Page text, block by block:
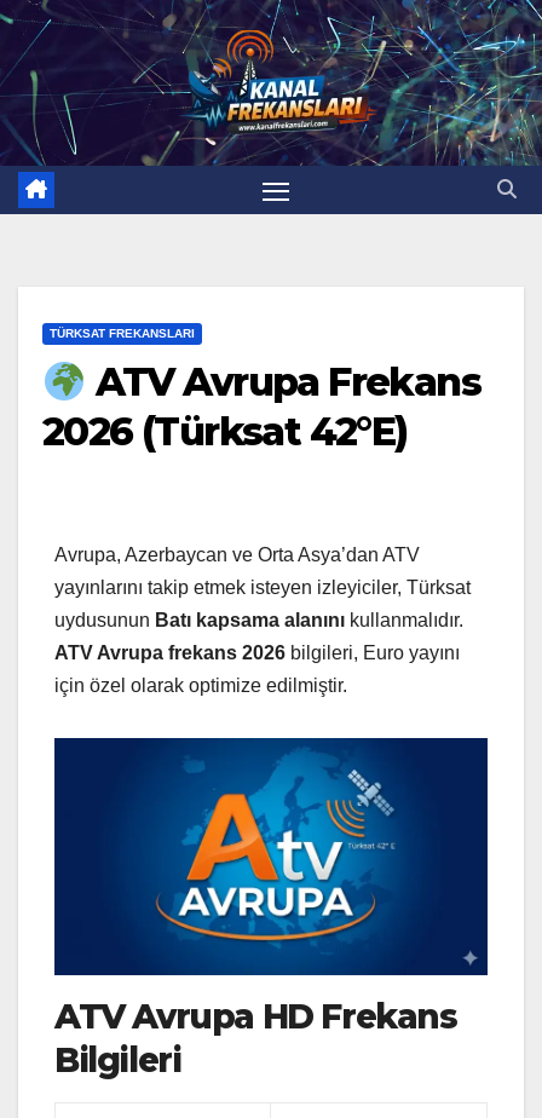
Skip
content
TÜRKSAT FREKANSLARI
ATV Avrupa Frekans
2026 (Türksat 42°E)
Avrupa, Azerbaycan ve Orta Asya’dan ATV
yayınlarını takip etmek isteyen izleyiciler, Türksat
uydusunun Batı kapsama alanını kullanmalıdır.
ATV Avrupa frekans 2026 bilgileri, Euro yayını
için özel olarak optimize edilmiştir.
ATV Avrupa HD Frekans
Bilgileri